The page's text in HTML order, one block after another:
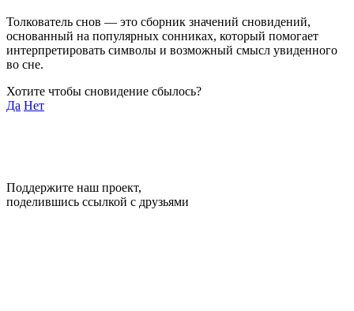
Толкователь снов — это сборник значений сновидений,
основанный на популярных сонниках, который помогает
интерпретировать символы и возможный смысл увиденного
во сне.
Хотите чтобы сновидение сбылось?
Да Нет
Поддержите наш проект,
поделившись ссылкой с друзьями